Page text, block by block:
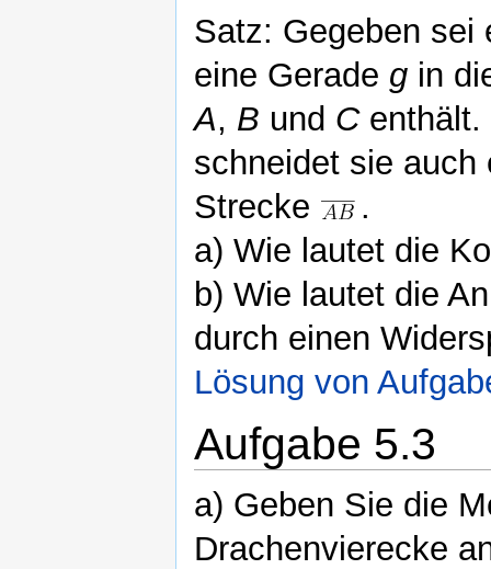
Satz: Gegeben
eine Gerade g in
A, B und Centhält.
schneidet sie
Strecke
.
a) Wie lautet die
b) Wie lautet die
durch einen
Lösung von
Aufgabe 5.3
a) Geben Sie die
Drachenvierecke